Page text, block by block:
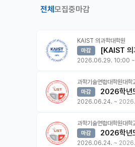
전체 모집중마감
KAIST 의과학대학원
마감 [KAIST 의
2026.06.29. 10:00 ~
과학기술연합대학원대학
마감 2026학년
2026.06.24. ~
과학기술연합대학원대학
마감 2026학년
2026.06.24. ~